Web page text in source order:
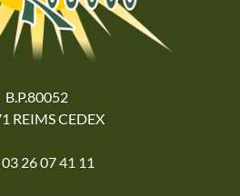
B.P.80052
REIMS CEDEX
03 26 07 41 11